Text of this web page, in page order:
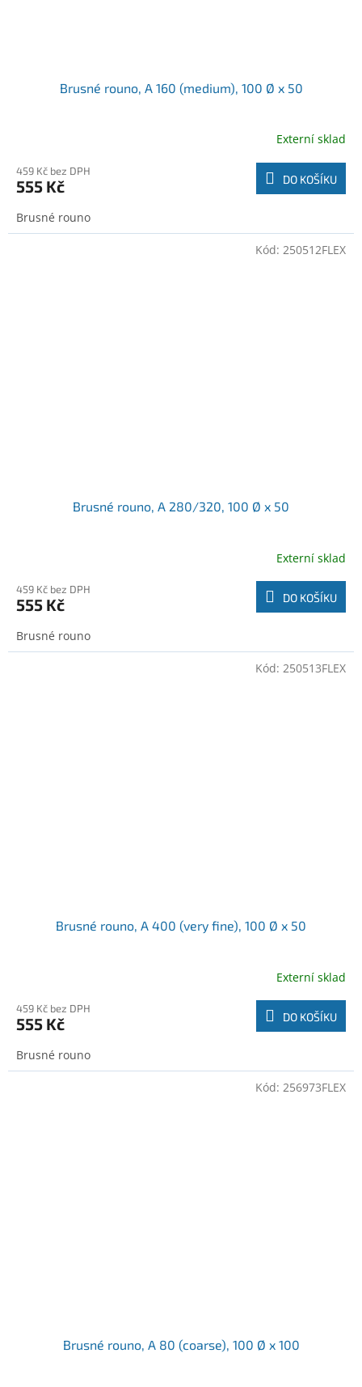
Brusné rouno, A 160 (medium), 100 Ø x 50
Externí sklad
459 Kč bez DPH
555 Kč DO KOŠÍKU
Brusné rouno
Brusné rouno, A 280/320, 100 Ø x 50
Externí sklad
459 Kč bez DPH
555 Kč DO KOŠÍKU
Brusné rouno
Kód: 250512FLEX
Brusné rouno, A 400 (very fine), 100 Ø x 50
Externí sklad
459 Kč bez DPH
555 Kč DO KOŠÍKU
Brusné rouno
Kód: 250513FLEX
Brusné rouno, A 80 (coarse), 100 Ø x 100
Kód: 256973FLEX